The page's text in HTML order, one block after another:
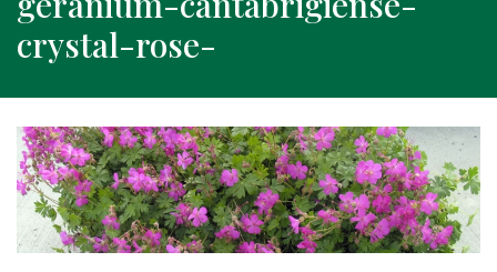
crystal-rose-